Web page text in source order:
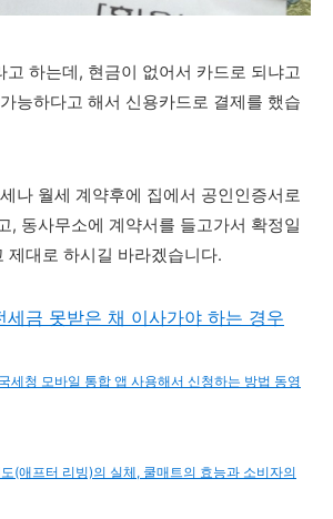
고 하는데, 현금이 없어서 카드로 되냐고
능하다고 해서 신용카드로 결제를 했습
나 월세 계약후에 집에서 공인인증서로
, 동사무소에 계약서를 들고가서 확정일
제대로 하시길 바라겠습니다.
세금 못받은 채 이사가야 하는 경우
세청 모바일 통합 앱 사용해서 신청하는 방법 동영
(애프터 리빙)의 실체, 쿨매트의 효능과 소비자의